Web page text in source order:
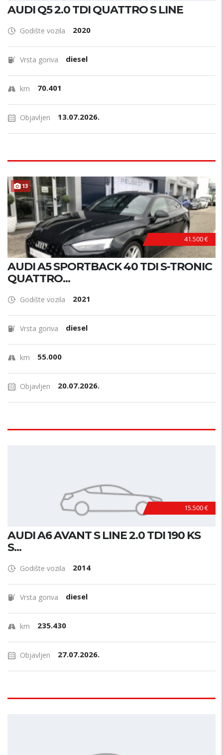
AUDI Q5 2.0 TDI QUATTRO S LINE
Godište vozila 2020
Vrsta goriva diesel
km 70.401
Objavljen 13.07.2026.
13
41.500 €
AUDI A5 SPORTBACK 40 TDI S-TRONIC
QUATTRO...
Godište vozila 2021
Vrsta goriva diesel
km 55.000
Objavljen 20.07.2026.
15.500 €
AUDI A6 AVANT S LINE 2.0 TDI 190 KS
S...
Godište vozila 2014
Vrsta goriva diesel
km 235.430
Objavljen 27.07.2026.